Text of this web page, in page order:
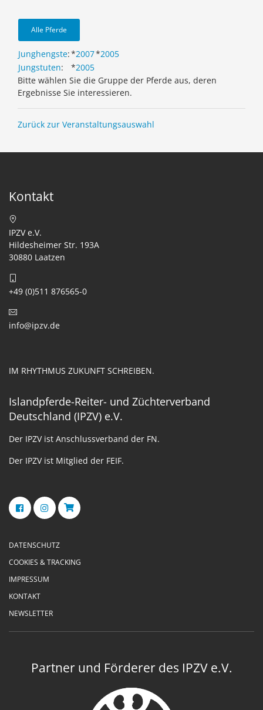
Alle Pferde
Junghengste:*2007*2005
Jungstuten: *2005
Bitte wählen Sie die Gruppe der Pferde aus, deren
Ergebnisse Sie interessieren.
Zurück zur Veranstaltungsauswahl
Kontakt
IPZV e.V.
Hildesheimer Str. 193A
30880 Laatzen
+49 (0)511 876565-0
info@ipzv.de
IM RHYTHMUS ZUKUNFT SCHREIBEN.
Islandpferde-Reiter- und Züchterverband
Deutschland (IPZV) e.V.
Der IPZV ist Anschlussverband der FN.
Der IPZV ist Mitglied der FEIF.
DATENSCHUTZ
COOKIES & TRACKING
IMPRESSUM
KONTAKT
NEWSLETTER
Partner und Förderer des IPZV e.V.